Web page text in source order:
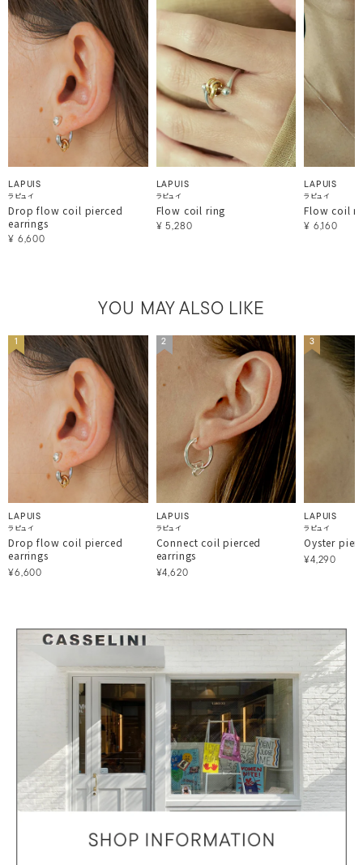
LAPUIS
ラピュイ
Drop flow coil pierced
earrings
¥ 6,600
LAPUIS
ラピュイ
Flow coil ring
¥ 5,280
LAPUIS
ラピュイ
Flow coil
¥ 6,160
YOU MAY ALSO LIKE
1
LAPUIS
ラピュイ
Drop flow coil pierced
earrings
¥6,600
2
LAPUIS
ラピュイ
Connect coil pierced
earrings
¥4,620
3
LAPUIS
ラピュイ
Oyster
¥4,290